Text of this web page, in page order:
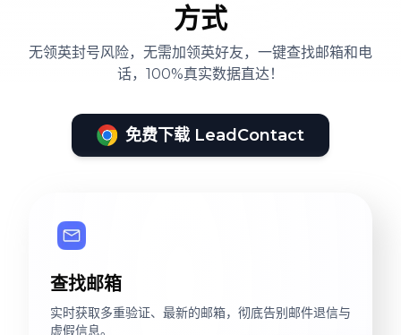
方式
无领英封号风险，无需加领英好友，一键查找邮箱和电
话，100%真实数据直达！
免费下载 LeadContact
查找邮箱
实时获取多重验证、最新的邮箱，彻底告别邮件退信与
虚假信息。